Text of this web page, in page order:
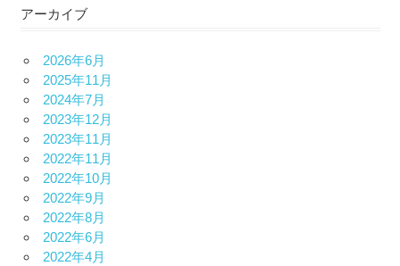
アーカイブ
2026年6月
2025年11月
2024年7月
2023年12月
2023年11月
2022年11月
2022年10月
2022年9月
2022年8月
2022年6月
2022年4月